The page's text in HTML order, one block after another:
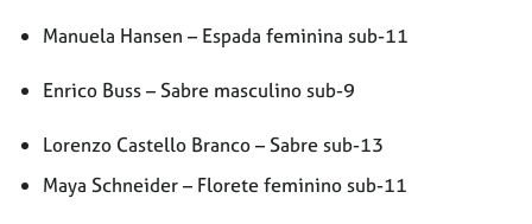
Manuela Hansen – Espada feminina sub-11
Enrico Buss – Sabre masculino sub-9
Lorenzo Castello Branco – Sabre sub-13
Maya Schneider – Florete feminino sub-11